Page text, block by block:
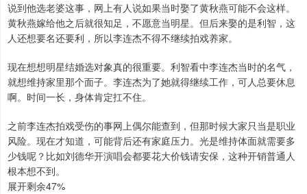
说到他选老婆这事，网上有人说如果当时娶了黄秋燕可能不会这样。
黄秋燕嫁给他之后就很知足，不愿意当明星。但后来娶的是利智，这
人还想要名还要利，所以李连杰不得不继续拍戏养家。
现在想想明星结婚选对象真的很重要。利智看中李连杰当时的名气，
就想维持家里那个面子。李连杰为了她就得继续工作，可人总要休息
啊。时间一长，身体肯定扛不住。
之前李连杰拍戏受伤的事网上偶尔能查到，但那时候大家只当是职业
风险。现在才知道，可能背后还有家庭压力。光是维持体面就需要多
少钱呢？比如刘德华开演唱会都要花大价钱请安保，这种开销普通人
根本想不到。
展开剩余47%